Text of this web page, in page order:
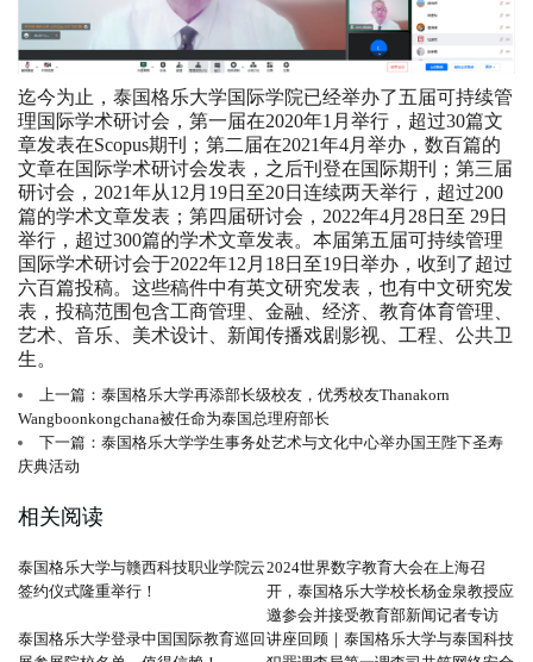
迄今为止，泰国格乐大学国际学院已经举办了五届可持续管
理国际学术研讨会，第一届在2020年1月举行，超过30篇文
章发表在Scopus期刊；第二届在2021年4月举办，数百篇的
文章在国际学术研讨会发表，之后刊登在国际期刊；第三届
研讨会，2021年从12月19日至20日连续两天举行，超过200
篇的学术文章发表；第四届研讨会，2022年4月28日至 29日
举行，超过300篇的学术文章发表。本届第五届可持续管理
国际学术研讨会于2022年12月18日至19日举办，收到了超过
六百篇投稿。这些稿件中有英文研究发表，也有中文研究发
表，投稿范围包含工商管理、金融、经济、教育体育管理、
艺术、音乐、美术设计、新闻传播戏剧影视、工程、公共卫
生。
上一篇：泰国格乐大学再添部长级校友，优秀校友Thanakorn
Wangboonkongchana被任命为泰国总理府部长
下一篇：泰国格乐大学学生事务处艺术与文化中心举办国王陛下圣寿
庆典活动
相关阅读
泰国格乐大学与赣西科技职业学院云
签约仪式隆重举行！
2024世界数字教育大会在上海召
开，泰国格乐大学校长杨金泉教授应
邀参会并接受教育部新闻记者专访
泰国格乐大学登录中国国际教育巡回 讲座回顾｜泰国格乐大学与泰国科技